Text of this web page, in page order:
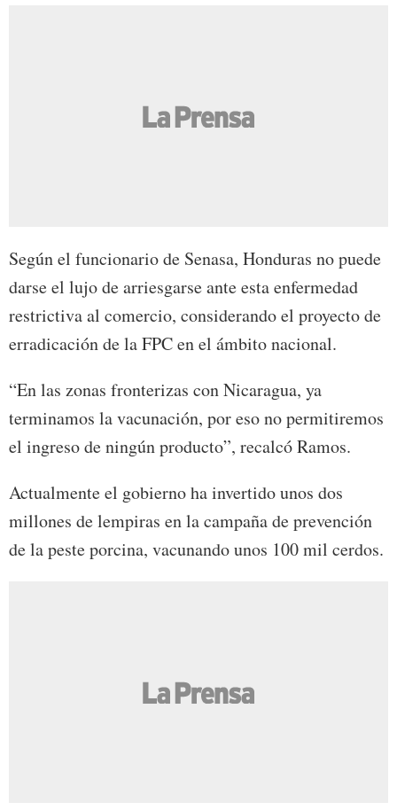
Según el funcionario de Senasa, Honduras no puede
darse el lujo de arriesgarse ante esta enfermedad
restrictiva al comercio, considerando el proyecto de
erradicación de la FPC en el ámbito nacional.
“En las zonas fronterizas con Nicaragua, ya
terminamos la vacunación, por eso no permitiremos
el ingreso de ningún producto”, recalcó Ramos.
Actualmente el gobierno ha invertido unos dos
millones de lempiras en la campaña de prevención
de la peste porcina, vacunando unos 100 mil cerdos.